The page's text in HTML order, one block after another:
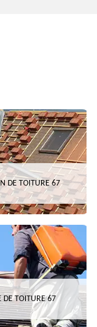
DE TOITURE 67
DE TOITURE 67